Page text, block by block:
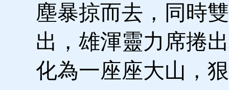
塵暴掠而去，同時
出，雄渾靈力席捲
化為一座座大山，